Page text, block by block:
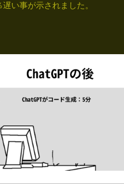
い事が示されました。